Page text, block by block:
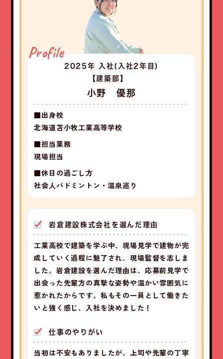
Profile
2025年 入社 (入社2年目)
【建築部】
小野 優那
■出身校
北海道苫小牧工業高等学校
■担当業務
現場担当
■休日の過ごし方
社会人バドミントン・温泉巡り
岩倉建設株式会社を選んだ理由
工業高校で建築を学ぶ中、現場見学で建物が完
成していく過程に魅了され、現場監督を志しま
した。岩倉建設を選んだ理由は、応募前見学で
出会った先輩方の真摯な姿勢や温かい雰囲気に
惹かれたからです。私もその一員として働きた
いと強く感じ、入社を決めました！
仕事のやりがい
当初は不安もありましたが、上司や先輩の丁寧